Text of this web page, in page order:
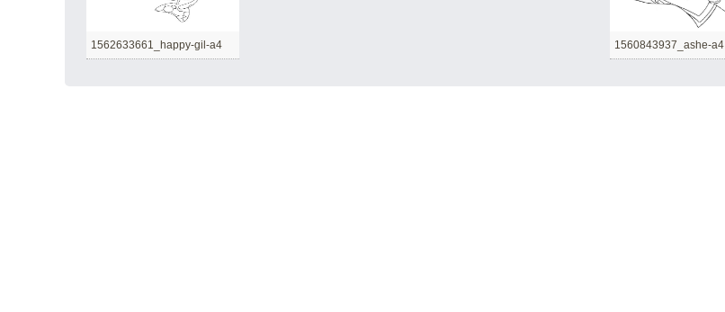
1562633661_happy-gil-a4 1560843937_ashe-a4